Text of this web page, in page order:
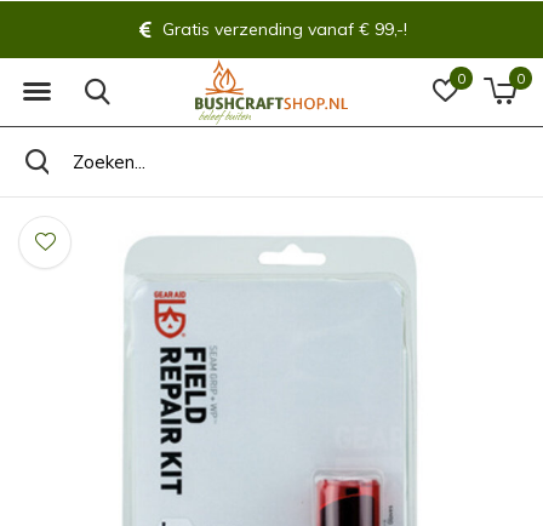
0 0
Gratis verzending vanaf € 99,-!